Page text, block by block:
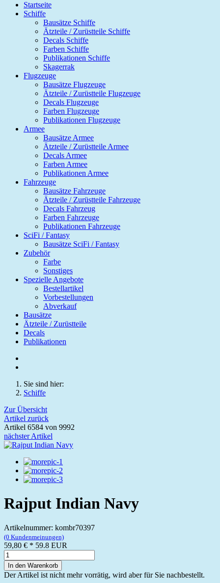
Startseite
Schiffe
Bausätze Schiffe
Ätzteile / Zurüstteile Schiffe
Decals Schiffe
Farben Schiffe
Publikationen Schiffe
Skagerrak
Flugzeuge
Bausätze Flugzeuge
Ätzteile / Zurüstteile Flugzeuge
Decals Flugzeuge
Farben Flugzeuge
Publikationen Flugzeuge
Armee
Bausätze Armee
Ätzteile / Zurüstteile Armee
Decals Armee
Farben Armee
Publikationen Armee
Fahrzeuge
Bausätze Fahrzeuge
Ätzteile / Zurüstteile Fahrzeuge
Decals Fahrzeug
Farben Fahrzeuge
Publikationen Fahrzeuge
SciFi / Fantasy
Bausätze SciFi / Fantasy
Zubehör
Farbe
Sonstiges
Spezielle Angebote
Bestellartikel
Vorbestellungen
Abverkauf
Bausätze
Ätzteile / Zurüstteile
Decals
Publikationen
Sie sind hier:
Schiffe
Zur Übersicht
Artikel zurück
Artikel 6584 von 9992
nächster Artikel
Rajput Indian Navy
Artikelnummer: kombr70397
(0 Kundenmeinungen)
59,80 € * 59.8 EUR
In den Warenkorb
Der Artikel ist nicht mehr vorrätig, wird aber für Sie nachbestellt.